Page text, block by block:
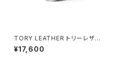
TORY LEATHER トリーレザー
BLACK クリンチャーベルト 1 In
ch Clincher Belt
¥17,600